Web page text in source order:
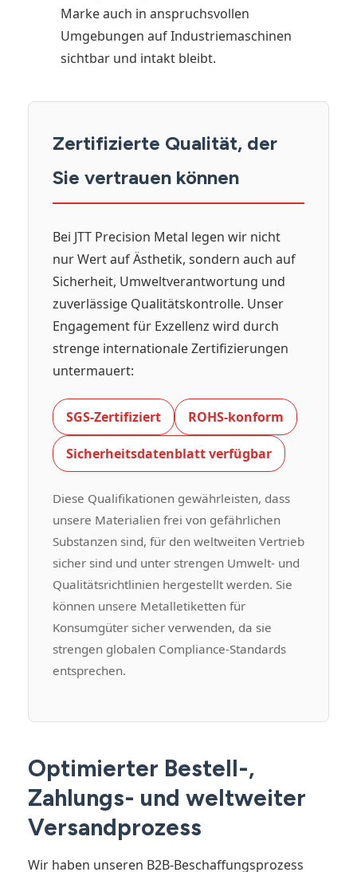
Marke auch in anspruchsvollen
Umgebungen auf Industriemaschinen
sichtbar und intakt bleibt.
Zertifizierte Qualität, der
Sie vertrauen können
Bei JTT Precision Metal legen wir nicht
nur Wert auf Ästhetik, sondern auch auf
Sicherheit, Umweltverantwortung und
zuverlässige Qualitätskontrolle. Unser
Engagement für Exzellenz wird durch
strenge internationale Zertifizierungen
untermauert:
SGS-Zertifiziert ROHS-konform
Sicherheitsdatenblatt verfügbar
Diese Qualifikationen gewährleisten, dass
unsere Materialien frei von gefährlichen
Substanzen sind, für den weltweiten Vertrieb
sicher sind und unter strengen Umwelt- und
Qualitätsrichtlinien hergestellt werden. Sie
können unsere Metalletiketten für
Konsumgüter sicher verwenden, da sie
strengen globalen Compliance-Standards
entsprechen.
Optimierter Bestell-,
Zahlungs- und weltweiter
Versandprozess
Wir haben unseren B2B-Beschaffungsprozess